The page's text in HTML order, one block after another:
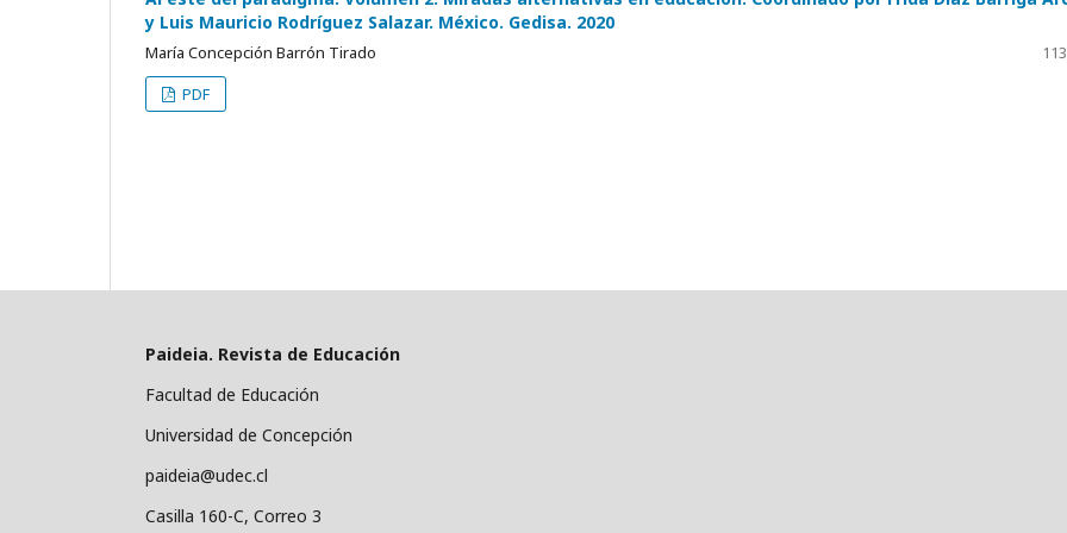
y Luis Mauricio Rodríguez Salazar. México. Gedisa. 2020
María Concepción Barrón Tirado
PDF
Paideia. Revista de Educación
Facultad de Educación
Universidad de Concepción
paideia@udec.cl
Casilla 160-C, Correo 3